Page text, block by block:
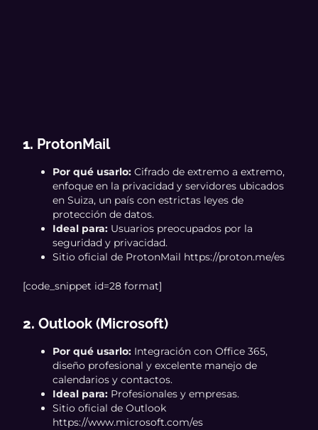
1. ProtonMail
Por qué usarlo: Cifrado de extremo a extremo,
enfoque en la privacidad y servidores ubicados
en Suiza, un país con estrictas leyes de
protección de datos.
Ideal para: Usuarios preocupados por la
seguridad y privacidad.
Sitio oficial de ProtonMail https://proton.me/es
[code_snippet id=28 format]
2.Outlook (Microsoft)
Por qué usarlo: Integración con Office 365,
diseño profesional y excelente manejo de
calendarios y contactos.
Ideal para: Profesionales y empresas.
Sitio oficial de Outlook
https://www.microsoft.com/es